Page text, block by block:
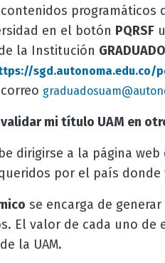
en el botón PQRSF
la Institución
sgd.autonoma.edu.co/
mi título UAM en
dirigirse a la página
por el país
se encarga de
El valor de cada uno
la UAM.